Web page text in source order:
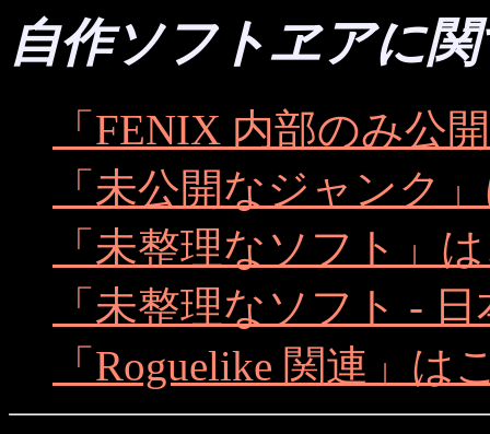
自作ソフトヱアに
「FENIX 内部のみ公
「未公開なジャンク
「未整理なソフト」
「未整理なソフト -
「Roguelike 関連」は